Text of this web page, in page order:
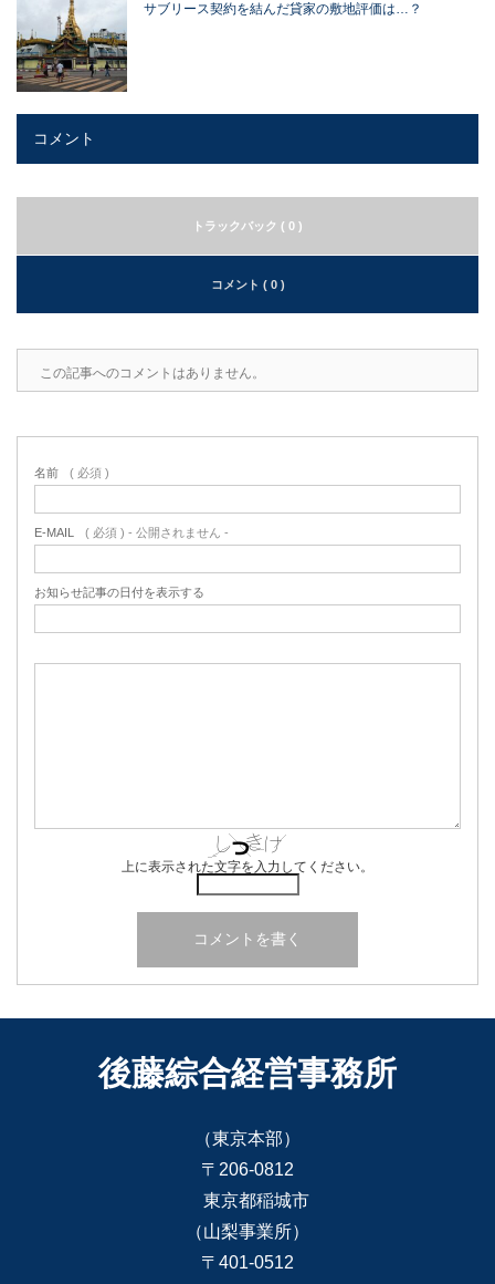
サブリース契約を結んだ貸家の敷地評価は…？
コメント
トラックバック ( 0 )
コメント ( 0 )
この記事へのコメントはありません。
名前 ( 必須 )
E-MAIL ( 必須 ) - 公開されません -
お知らせ記事の日付を表示する
上に表示された文字を入力してください。
後藤綜合経営事務所
（東京本部）
〒206-0812
東京都稲城市
（山梨事業所）
〒401-0512